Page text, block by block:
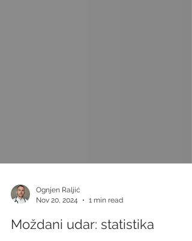
Ognjen Raljić
Nov 20, 2024
1 min read